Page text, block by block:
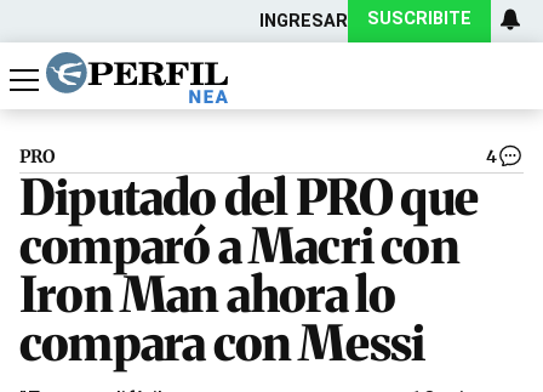
INGRESAR SUSCRIBITE
Política
Economía
Actualidad
PRO 4
Diputado del PRO que
comparó a Macri con
Iron Man ahora lo
compara con Messi